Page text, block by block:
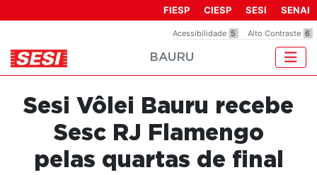
inclui
um
sistema
acessibilidade.
Acessibilidade 5 Alto Contraste 6
FIESP CIESP SESI SENAI
BAURU
Sesi Vôlei Bauru recebe
Sesc RJ Flamengo
pelas quartas de final